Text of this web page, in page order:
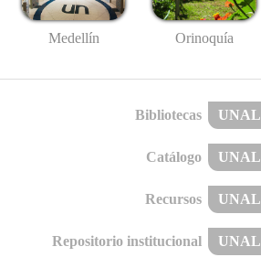
Medellín Orinoquía
Bibliotecas UNAL
Catálogo UNAL
Recursos UNAL
Repositorio institucional UNAL